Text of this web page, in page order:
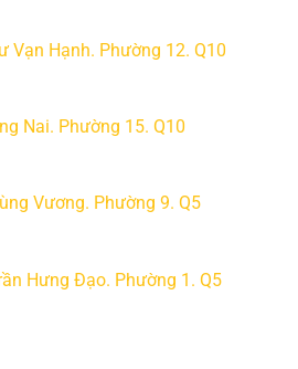
Vạn Hạnh. Phường 12. Q10
Nai. Phường 15. Q10
Vương. Phường 9. Q5
Hưng Đạo. Phường 1. Q5